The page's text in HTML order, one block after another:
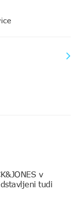
v
tudi